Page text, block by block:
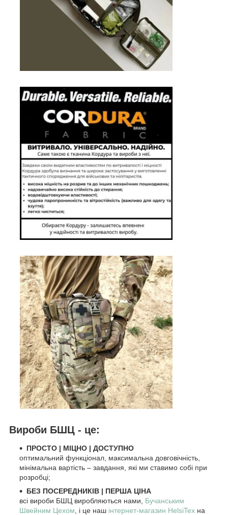
Вироби БШЦ - це:
ПРОСТО | МІЦНО | ДОСТУПНО
оптимальний функціонал, максимальна довговічність,
мінімальна вартість – завдання, які ми ставимо собі при
розробці;
БЕЗ ПОСЕРЕДНИКІВ | ПЕРША ЦІНА
всі вироби БШЦ виробляються нами, Бучанським
Швейним Цехом , і це наш інтернет-магазин HelsiTex на